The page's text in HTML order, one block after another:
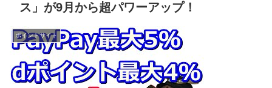
ス」が9月から超パワーアップ！
ポイントサイト